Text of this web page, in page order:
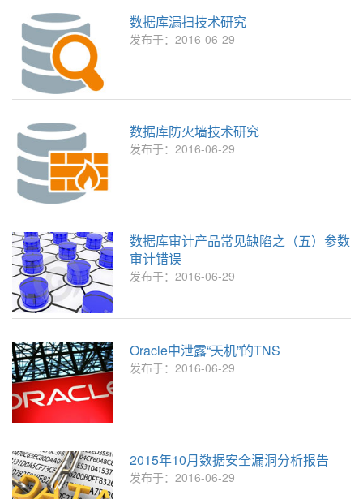
数据库漏扫技术研究
发布于：2016-06-29
数据库防火墙技术研究
发布于：2016-06-29
数据库审计产品常见缺陷之（五）参数
审计错误
发布于：2016-06-29
Oracle中泄露“天机”的TNS
发布于：2016-06-29
2015年10月数据安全漏洞分析报告
发布于：2016-06-29